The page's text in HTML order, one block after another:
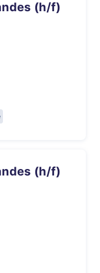
(h/f)
(h/f)